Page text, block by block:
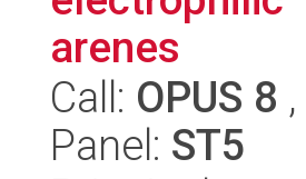
arenes
Call: OPUS 8 ,
Panel: ST5